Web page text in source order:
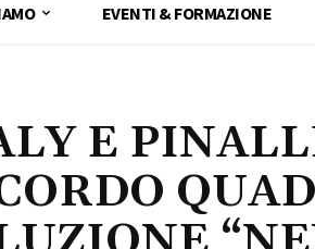
EVENTI & FORMAZIONE
E